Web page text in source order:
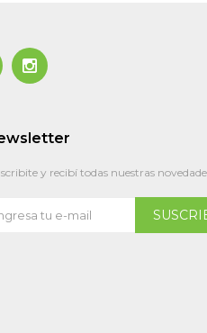

y recibí todas nuestras